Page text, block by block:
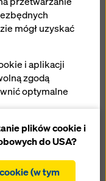
mógł uzyskać
i aplikacji
zgodą
optymalne
naszej strony
pliki
podczas
plików cookie i
do USA?
(w tym